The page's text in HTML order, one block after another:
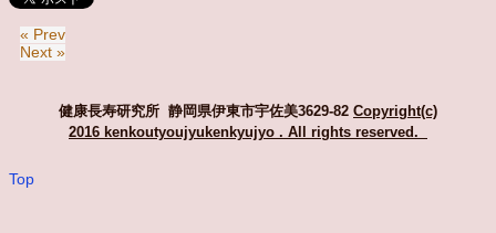
« Prev
Next »
健康長寿研究所 静岡県伊東市宇佐美3629-82 Copyright(c)
2016 kenkoutyoujyukenkyujyo . All rights reserved.
Top